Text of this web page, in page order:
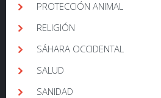
PROTECCIÓN ANIMAL
RELIGIÓN
SÁHARA OCCIDENTAL
SALUD
SANIDAD